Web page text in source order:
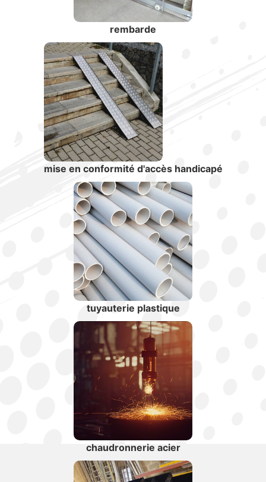
rembarde
mise en conformité d'accès handicapé
tuyauterie plastique
chaudronnerie acier